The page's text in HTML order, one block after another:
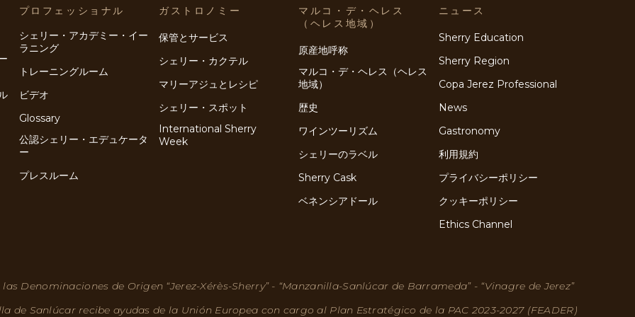
プロフェッショナル
シェリー・アカデミー・イー
ラニング
トレーニングルーム
ビデオ
Glossary
公認シェリー・エデュケータ
ー
プレスルーム
ガストロノミー
保管とサービス
シェリー・カクテル
マリーアジュとレシピ
シェリー・スポット
International Sherry
Week
マルコ・デ・ヘレス
（ヘレス地域）
原産地呼称
マルコ・デ・ヘレス（ヘレス
地域）
歴史
ワインツーリズム
シェリーのラベル
Sherry Cask
ベネンシアドール
ニュース
Sherry Education
Sherry Region
Copa Jerez Professional
News
Gastronomy
利用規約
プライバシーポリシー
クッキーポリシー
Ethics Channel
Denominaciones de Origen “Jerez-Xérès-Sherry” - “Manzanilla-Sanlúcar de Barrameda” - “Vinagre de Jerez”
de Sanlúcar recibe ayudas de la Unión Europea con cargo al Plan Estratégico de la PAC 2023-2027 (FEADER)